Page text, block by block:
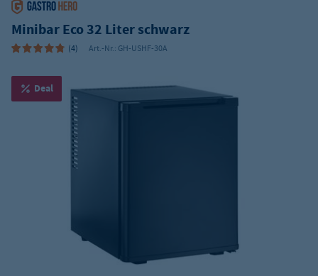
Minibar Eco 32 Liter schwarz
(4) Art.-Nr.: GH-USHF-30A
Deal